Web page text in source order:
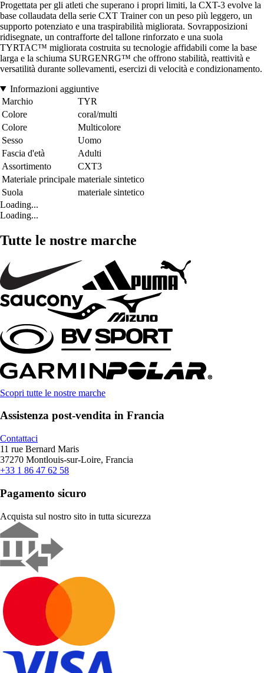
Progettata per gli atleti che superano i propri limiti, la CXT-3 evolve la
base collaudata della serie CXT Trainer con un peso più leggero, un
supporto potenziato e una traspirabilità migliorata. Sovrapposizioni
ridisegnate, un contrafforte del tallone rinforzato e una suola
TYRTAC™ migliorata costruita su tecnologie affidabili come la base
larga e la schiuma SURGENRG™ che offrono stabilità, reattività e
versatilità durante sollevamenti, esercizi di velocità e condizionamento.
Informazioni aggiuntive
Marchio
TYR
Colore
coral/multi
Colore
Multicolore
Sesso
Uomo
Fascia d'età
Adulti
Assortimento
CXT3
Materiale principale materiale sintetico
Suola
materiale sintetico
Loading...
Loading...
Tutte le nostre marche
Scopri tutte le nostre marche
Assistenza post-vendita in Francia
Contattaci
11 rue Bernard Maris
37270 Montlouis-sur-Loire, Francia
+33 1 86 47 62 58
Pagamento sicuro
Acquista sul nostro sito in tutta sicurezza